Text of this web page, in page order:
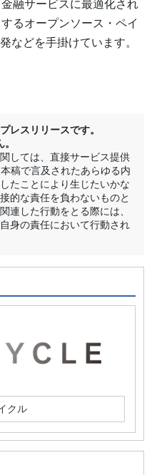
融サービスに最適化され
るオープンソース・ペイ
などを手掛けています。
レスリリースです。
しては、直接サービス提供
稿で言及されたあらゆる内
たことにより生じたいかな
的な責任を負わないものと
連した行動をとる際には、
身の責任において行動され
クル